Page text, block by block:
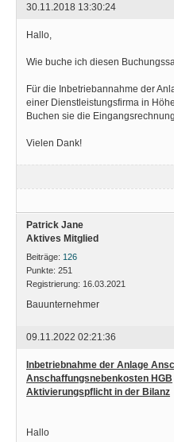
30.11.2018 13:30:24
Hallo,
Wie buche ich diesen
Für die Inbetriebannahme der
einer Dienstleistungsfirma in
Buchen sie die
Vielen Dank!
Patrick Jane
Aktives Mitglied
Beiträge: 126
Punkte: 251
Registrierung: 16.03.2021
Bauunternehmer
09.11.2022 02:21:36
Inbetriebnahme der Anlage
Anschaffungsnebenkosten HGB
Aktivierungspflicht in der Bilanz
Hallo